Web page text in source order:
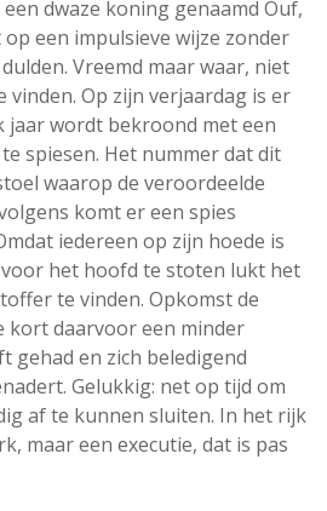
dwaze koning genaamd Ouf,
een impulsieve wijze zonder
Vreemd maar waar, niet
Op zijn verjaardag is er
jaar wordt bekroond met een
spiesen. Het nummer dat dit
waarop de veroordeelde
komt er een spies
iedereen op zijn hoede is
het hoofd te stoten lukt het
te vinden. Opkomst de
kort daarvoor een minder
gehad en zich beledigend
Gelukkig: net op tijd om
af te kunnen sluiten. In het rijk
maar een executie, dat is pas